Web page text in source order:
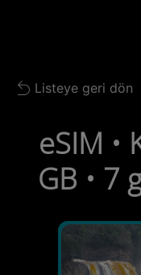
Gezinme
Back to list
Listeye geri dön
eSIM •
GB • 7